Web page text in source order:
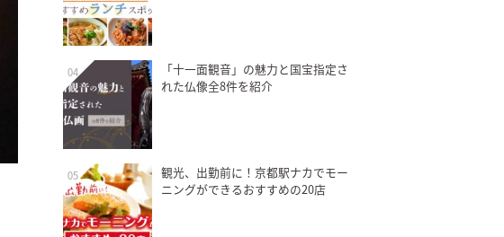
04
「十一面観音」の魅力と国宝指定さ
れた仏像全8件を紹介
05
観光、出勤前に！京都駅ナカでモー
ニングができるおすすめの20店